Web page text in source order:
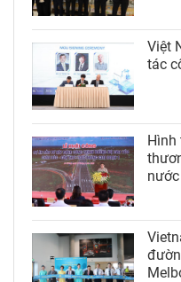
Việt
tác
Hình